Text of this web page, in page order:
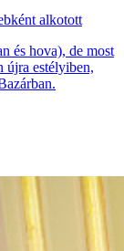
alkotott
és hova), de most
újra estélyiben,